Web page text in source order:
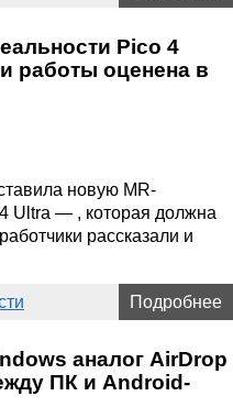
Pico 4
работы оценена в
новую MR-
Ultra — , которая должна
рассказали и
Подробнее
аналог AirDrop
ПК и Android-